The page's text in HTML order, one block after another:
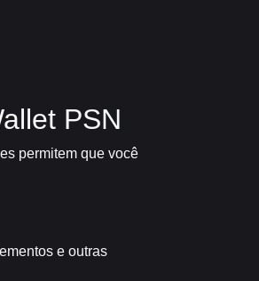
PSN
permitem que você
e outras